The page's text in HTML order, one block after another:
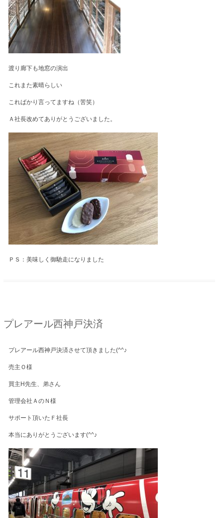
渡り廊下も地窓の演出
これまた素晴らしい
こればかり言ってますね（苦笑）
Ａ社長改めてありがとうございました。
ＰＳ：美味しく御馳走になりました
プレアール西神戸決済
プレアール西神戸決済させて頂きました(^^♪
売主Ｏ様
買主H先生、弟さん
管理会社ＡのＮ様
サポート頂いたＦ社長
本当にありがとうございます(^^♪